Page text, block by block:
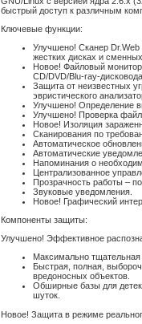
быстрый доступ к различным
Ключевые функции:
Улучшено! Сканер Dr.Web
жестких дисках и
Новое! Файловый
CD/DVD/Blu-ray-
Защита от неизвестных
эвристического
Улучшено! Определение
Улучшено! Проверка
Новое! Изоляция
Сканирования по
Автоматическое
Автоматические
Напоминания о
Централизованное
Прозрачность работы –
Звуковые уведомления.
Новое! Графический
Компоненты защиты:
Улучшено! Эффективное
Максимально
Быстрая, полная,
вредоносных объектов.
Обширные базы для
шуток.
Новое! Защита в режиме